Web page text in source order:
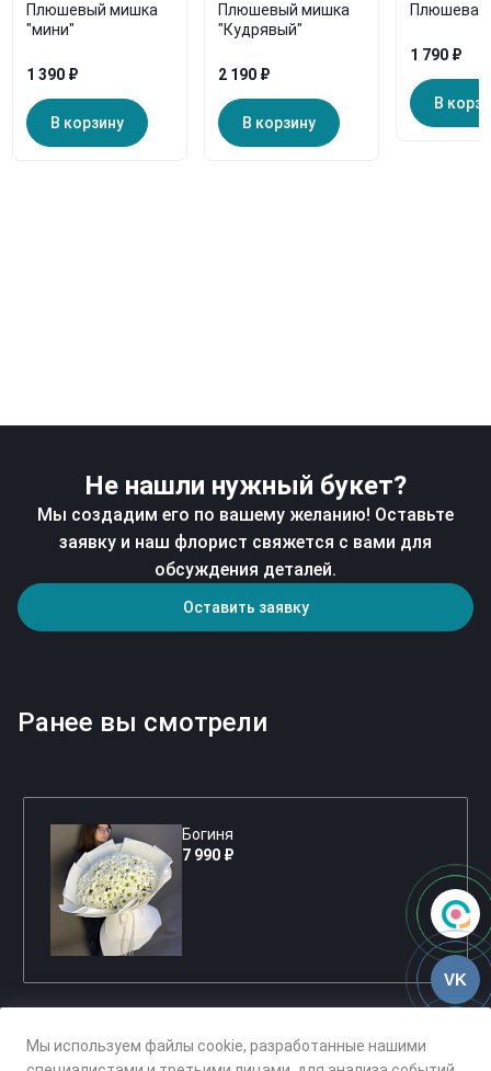
VK
Плюшевый мишка
"мини"
1 390 ₽
В корзину
Плюшевый мишка
"Кудрявый"
2 190 ₽
В корзину
Плюшевая
1 790 ₽
В
Не нашли нужный букет?
Мы создадим его по вашему желанию! Оставьте
заявку и наш флорист свяжется с вами для
обсуждения деталей.
Оставить заявку
Ранее вы смотрели
Богиня
7 990 ₽
Мы используем файлы cookie, разработанные нашими